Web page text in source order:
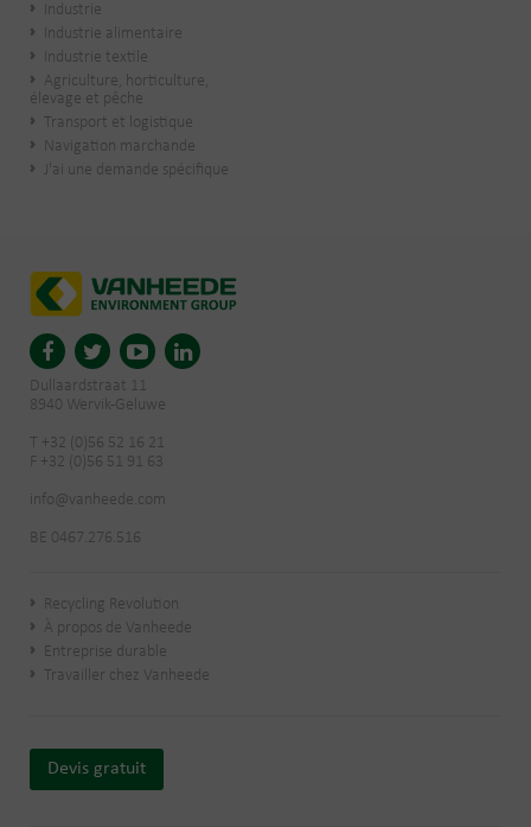
Industrie
Industrie alimentaire
Industrie textile
Agriculture, horticulture,
élevage et pêche
Transport et logistique
Navigation marchande
J'ai une demande spécifique
Dullaardstraat 11
8940 Wervik-Geluwe
T +32 (0)56 52 16 21
F +32 (0)56 51 91 63
info@vanheede.com
BE 0467.276.516
Recycling Revolution
À propos de Vanheede
Entreprise durable
Travailler chez Vanheede
Devis gratuit